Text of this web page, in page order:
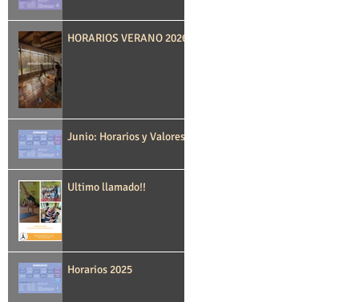
HORARIOS VERANO 2026
Junio: Horarios y Valores
Ultimo llamado!!
Horarios 2025